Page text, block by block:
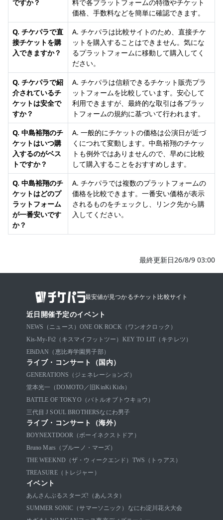
ですか？
料で各プラットフォームの特徴やチケット
価格、手数料などを簡単に確認できます。
Q. チケパラで直
接チケットを購
入できますか？
A. チケパラは比較サイトのため、直接チケ
ットを購入することはできません。気にな
るプラットフォームに移動して購入してく
ださい。
Q. チケパラで紹
介されているチ
ケットは安全で
すか？
A. チケパラは信頼できるチケット販売プラ
ットフォームを比較しています。安心して
利用できますが、最終的な取引は各プラッ
トフォームの規約に基づいて行われます。
Q. 中島裕翔のチ
ケットはいつ購
入するのがベス
トですか？
A. 一般的にチケットの価格は公演日が近づ
くにつれて変動します。中島裕翔のチケッ
トも例外ではありませんので、早めに比較
して購入することをおすすめします。
Q. 中島裕翔のチ
ケットはどのプ
ラットフォーム
が一番安いです
か？
A. チケパラでは複数のプラットフォームの
価格を比較できます。一番安い価格が表示
されるものをチェックし、リンク先から購
入してください。
最終更新日26/8/9 03:00
最安値が見つかるチケット比較サイト
近日開催予定のイベント
NEWS（ニュース） ONE OK ROCK（ワンオクロック）
Kis-My-Ft2（キスマイフットツー） KEY TO LIT（キテレツ）
EBiDAN（恵比寿学園男子部）
ライブ・コンサート（国内）
GENERATIONS（ジェネレーションズ）
堂本光一（DOMOTO／旧KinKi Kids）
BATTLE OF TOKYO（バトルオブトウキョウ）
三代目 J SOUL BROTHERSなにわ男子
ライブ・コンサート（海外）
BOYNEXTDOOR（ボーイネクストドア）
Bruno Mars（ブルーノ・マーズ）
THE WEEKND（ザ・ウィークエンド） TWS（トゥアス）
TREASURE（トレジャー）
イベント
あんさんぶるスターズ!（あんスタ）
SUMMER SONIC（サマーソニック） なにわ淀川花火大会